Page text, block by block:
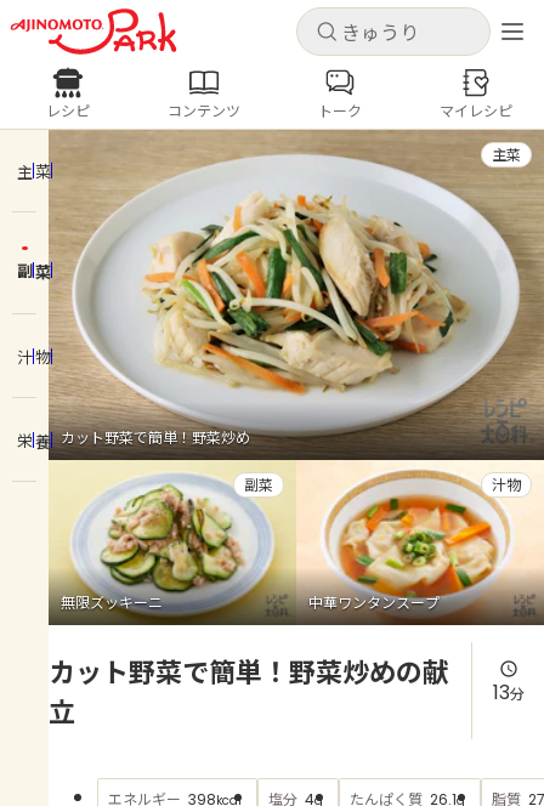
キャンセル
ログインするとレシピを保存できます
ログイン 新規登録
ホーム
コンテンツ
レシピ
トーク
よくあるお問い合わせ
お買い物
AJINOMOTO PARK とは
キャンセル
レシピ コンテンツ
人気の食材・レシピ
きゅうり なす トマト
とうもろこし
ピーマン
みょうが ゴーヤ
レシピ コンテンツ トーク マイレシピ
主菜
副菜
汁物
栄養 カット野菜で簡単！野菜炒め
主菜
無限ズッキーニ
副菜
中華ワンタンスープ
汁物
カット野菜で簡単！野菜炒めの献
立
13分
エネルギー 398kcal 塩分 4g たんぱく質 26.1g 脂質